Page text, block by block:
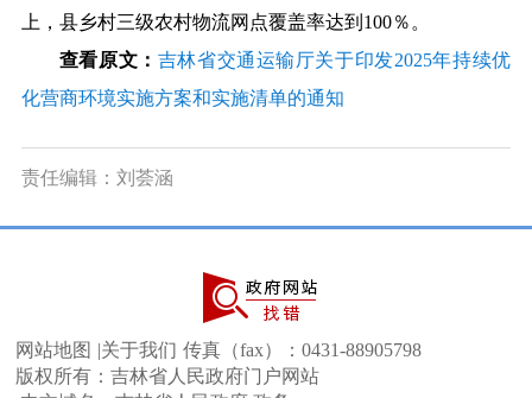
上，县乡村三级农村物流网点覆盖率达到100％。
查看原文： 吉林省交通运输厅关于印发2025年持续优
化营商环境实施方案和实施清单的通知
责任编辑：刘荟涵
网站地图 |关于我们 传真（fax）：0431-88905798
版权所有：吉林省人民政府门户网站